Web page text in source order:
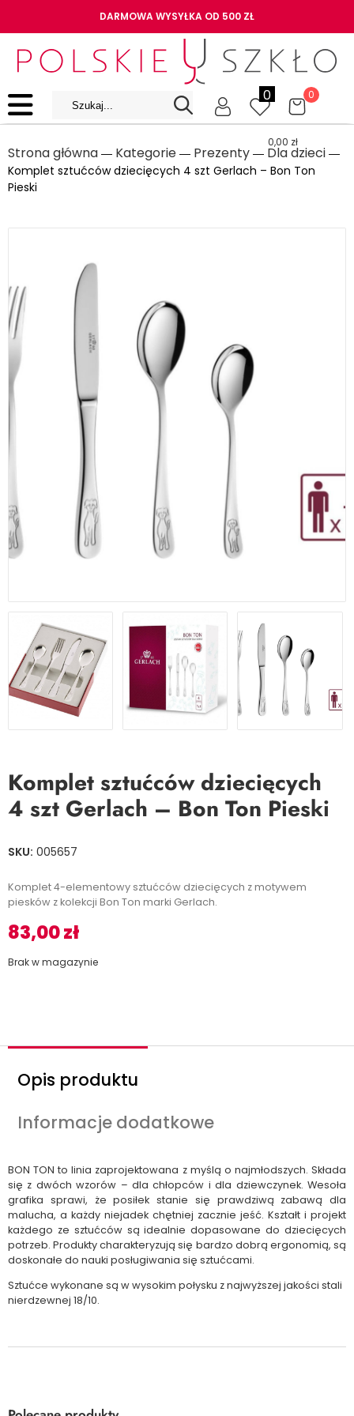
DARMOWA WYSYŁKA OD 500 ZŁ
0 0
0,00 zł
Strona główna ― Kategorie ― Prezenty ― Dla dzieci ―
Komplet sztućców dziecięcych 4 szt Gerlach – Bon Ton
Pieski
Komplet sztućców dziecięcych
4 szt Gerlach – Bon Ton Pieski
SKU: 005657
Komplet 4-elementowy sztućców dziecięcych z motywem
piesków z kolekcji Bon Ton marki Gerlach.
83,00zł
Brak w magazynie
Opis produktu
Informacje dodatkowe
BON TON to linia zaprojektowana z myślą o najmłodszych. Składa
się z dwóch wzorów – dla chłopców i dla dziewczynek. Wesoła
grafika sprawi, że posiłek stanie się prawdziwą zabawą dla
malucha, a każdy niejadek chętniej zacznie jeść. Kształt i projekt
każdego ze sztućców są idealnie dopasowane do dziecięcych
potrzeb. Produkty charakteryzują się bardzo dobrą ergonomią, są
doskonałe do nauki posługiwania się sztućcami.
Sztućce wykonane są w wysokim połysku z najwyższej jakości stali
nierdzewnej 18/10.